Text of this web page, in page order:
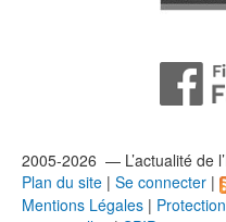
2005-2026 — L’actualité de
Plan du site | Se connecter |
Mentions Légales |